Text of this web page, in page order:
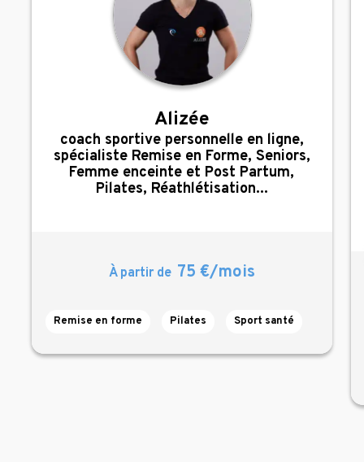
Alizée
,
coach sportive personnelle en ligne,
spécialiste Remise en Forme, Seniors,
Femme enceinte et Post Partum,
Pilates, Réathlétisation...
À partir de 75 €/mois
Remise en forme Pilates Sport santé